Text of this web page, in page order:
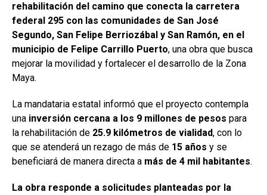
rehabilitación del camino que conecta la carretera
federal 295 con las comunidades de San José
Segundo, San Felipe Berriozábal y San Ramón, en el
municipio de Felipe Carrillo Puerto, una obra que busca
mejorar la movilidad y fortalecer el desarrollo de la Zona
Maya.
La mandataria estatal informó que el proyecto contempla
una inversión cercana a los 9 millones de pesos para
la rehabilitación de 25.9 kilómetros de vialidad, con lo
que se atenderá un rezago de más de 15 años y se
beneficiará de manera directa a más de 4 mil habitantes.
La obra responde a solicitudes planteadas por la